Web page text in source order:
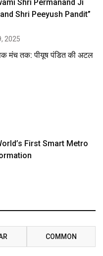
Shri Permanand Ji
Shri Peeyush Pandit”
2025
मंच तक: पीयूष पंडित की अटल
First Smart Metro
COMMON